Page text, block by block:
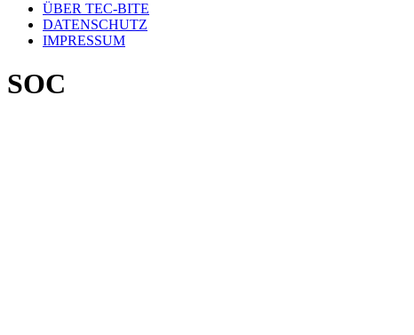
ÜBER TEC-BITE
DATENSCHUTZ
IMPRESSUM
SOC